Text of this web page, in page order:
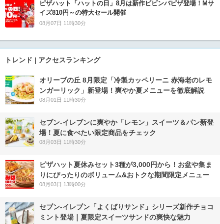
ピザハット「ハットの日」8月は新作ビビンバピザ登場！Mサ
イズ810円～の特大セール開催
08月07日 11時30分
トレンド | アクセスランキング
オリーブの丘 8月限定「冷製カッペリーニ 赤海老のレモ
ンガーリック」新登場！爽やか夏メニューを徹底解説
08月01日 11時30分
セブン‐イレブンに爽やか「レモン」スイーツ＆パン新登
場！夏に食べたい限定商品をチェック
08月03日 11時30分
ピザハット夏休みセット3種が3,000円から！お盆や集ま
りにぴったりのボリューム&おトクな期間限定メニュー
08月03日 13時00分
セブン‐イレブン「よくばりサンド」シリーズ新作チョコ
ミント登場｜夏限定スイーツサンドの爽快な魅力